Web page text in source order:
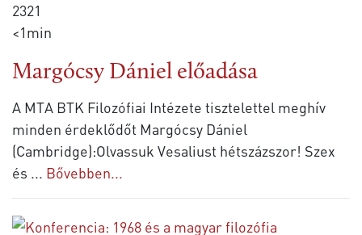
2321
<1min
Margócsy Dániel előadása
A MTA BTK Filozófiai Intézete tisztelettel meghív
minden érdeklődőt Margócsy Dániel
(Cambridge):Olvassuk Vesaliust hétszázszor! Szex
és ... Bővebben...